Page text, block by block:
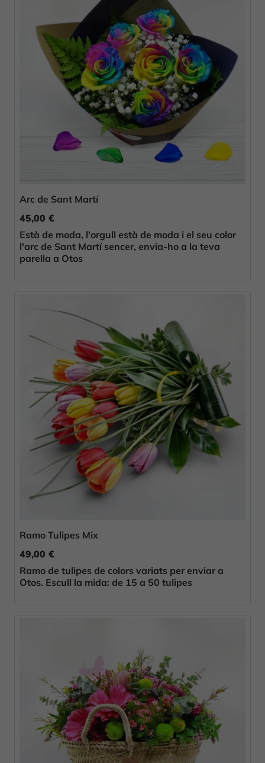
Arc de Sant Martí
45,00 €
Està de moda, l'orgull està de moda i el seu color
l'arc de Sant Martí sencer, envia-ho a la teva
parella a Otos
Ramo Tulipes Mix
49,00 €
Ramo de tulipes de colors variats per enviar a
Otos. Escull la mida: de 15 a 50 tulipes